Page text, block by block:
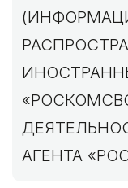
АГЕНТА